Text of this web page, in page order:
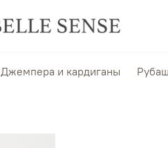
Джемпера и кардиганы